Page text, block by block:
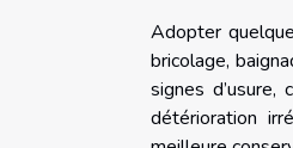
Adopter
bricolage,
signes
détérioration